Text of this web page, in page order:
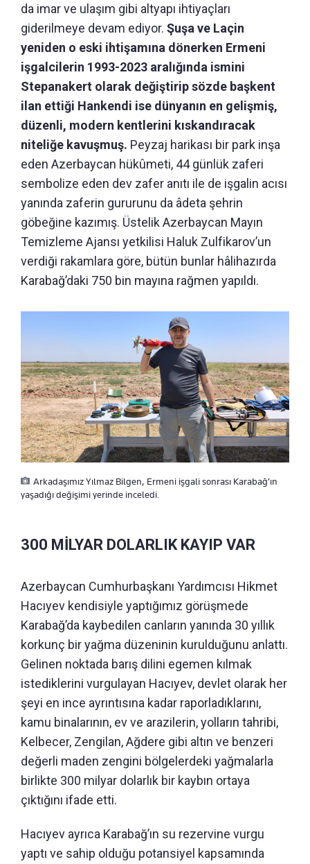
da imar ve ulaşım gibi altyapı ihtiyaçları
giderilmeye devam ediyor. Şuşa ve Laçin
yeniden o eski ihtişamına dönerken Ermeni
işgalcilerin 1993-2023 aralığında ismini
Stepanakert olarak değiştirip sözde başkent
ilan ettiği Hankendi ise dünyanın en gelişmiş,
düzenli, modern kentlerini kıskandıracak
niteliğe kavuşmuş. Peyzaj harikası bir park inşa
eden Azerbaycan hükûmeti, 44 günlük zaferi
sembolize eden dev zafer anıtı ile de işgalin acısı
yanında zaferin gururunu da âdeta şehrin
göbeğine kazımış. Üstelik Azerbaycan Mayın
Temizleme Ajansı yetkilisi Haluk Zulfikarov’un
verdiği rakamlara göre, bütün bunlar hâlihazırda
Karabağ’daki 750 bin mayına rağmen yapıldı.
Arkadaşımız Yılmaz Bilgen, Ermeni işgali sonrası Karabağ’ın
yaşadığı değişimi yerinde inceledi.
300 MİLYAR DOLARLIK KAYIP VAR
Azerbaycan Cumhurbaşkanı Yardımcısı Hikmet
Hacıyev kendisiyle yaptığımız görüşmede
Karabağ’da kaybedilen canların yanında 30 yıllık
korkunç bir yağma düzeninin kurulduğunu anlattı.
Gelinen noktada barış dilini egemen kılmak
istediklerini vurgulayan Hacıyev, devlet olarak her
şeyi en ince ayrıntısına kadar raporladıklarını,
kamu binalarının, ev ve arazilerin, yolların tahribi,
Kelbecer, Zengilan, Ağdere gibi altın ve benzeri
değerli maden zengini bölgelerdeki yağmalarla
birlikte 300 milyar dolarlık bir kaybın ortaya
çıktığını ifade etti.
Hacıyev ayrıca Karabağ’ın su rezervine vurgu
yaptı ve sahip olduğu potansiyel kapsamında